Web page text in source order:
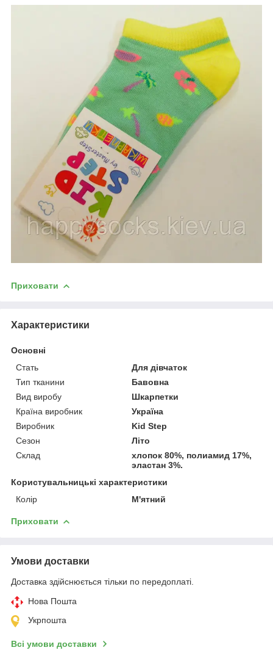
Приховати
Характеристики
Основні
Стать
Для дівчаток
Тип тканини
Бавовна
Вид виробу
Шкарпетки
Країна виробник
Україна
Виробник
Kid Step
Сезон
Літо
Склад
хлопок 80%, полиамид 17%,
эластан 3%.
Користувальницькі характеристики
Колір
М'ятний
Приховати
Умови доставки
Доставка здійснюється тільки по передоплаті.
Нова Пошта
Укрпошта
Всі умови доставки